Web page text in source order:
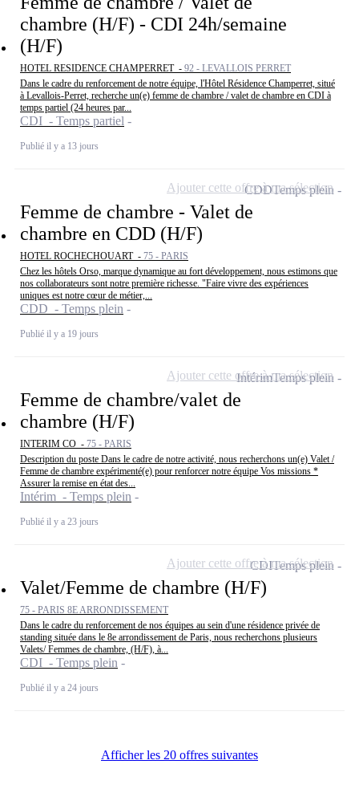
chambre (H/F) - CDI 24h/semaine
(H/F)
HOTEL RESIDENCE CHAMPERRET - 92 - LEVALLOIS PERRET
Dans le cadre du renforcement de notre équipe, l'Hôtel Résidence Champerret, situé
à Levallois-Perret, recherche un(e) femme de chambre / valet de chambre en CDI à
temps partiel (24 heures par...
CDI - Temps partiel
Publié il y a 13 jours
Femme de chambre - Valet de
chambre en CDD (H/F)
HOTEL ROCHECHOUART - 75 - PARIS
Chez les hôtels Orso, marque dynamique au fort développement, nous estimons que
nos collaborateurs sont notre première richesse. "Faire vivre des expériences
uniques est notre cœur de métier,...
CDD - Temps plein
Publié il y a 19 jours
CDDTemps plein
Ajouter cette offre à ma sélection
Femme de chambre/valet de
chambre (H/F)
INTERIM CO - 75 - PARIS
Description du poste Dans le cadre de notre activité, nous recherchons un(e) Valet /
Femme de chambre expérimenté(e) pour renforcer notre équipe Vos missions *
Assurer la remise en état des...
Intérim - Temps plein
Publié il y a 23 jours
IntérimTemps plein
Ajouter cette offre à ma sélection
Valet/Femme de chambre (H/F)
75 - PARIS 8E ARRONDISSEMENT
Dans le cadre du renforcement de nos équipes au sein d'une résidence privée de
standing située dans le 8e arrondissement de Paris, nous recherchons plusieurs
Valets/ Femmes de chambre, (H/F), à...
CDI - Temps plein
Publié il y a 24 jours
CDITemps plein
Ajouter cette offre à ma sélection
Afficher les 20 offres suivantes